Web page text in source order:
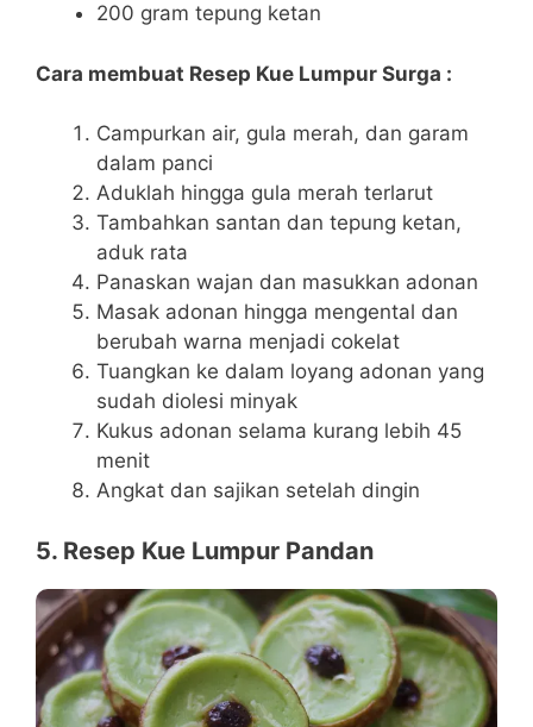
200 gram tepung ketan
Cara membuat Resep Kue Lumpur Surga :
Campurkan air, gula merah, dan garam
dalam panci
Aduklah hingga gula merah terlarut
Tambahkan santan dan tepung ketan,
aduk rata
Panaskan wajan dan masukkan adonan
Masak adonan hingga mengental dan
berubah warna menjadi cokelat
Tuangkan ke dalam loyang adonan yang
sudah diolesi minyak
Kukus adonan selama kurang lebih 45
menit
Angkat dan sajikan setelah dingin
5. Resep Kue Lumpur Pandan